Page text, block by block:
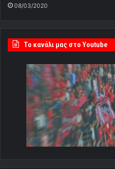
08/03/2020
Tο κανάλι μας στο Youtube